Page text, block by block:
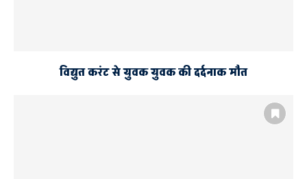
विद्युत करंट से युवक युवक की दर्दनाक मौत